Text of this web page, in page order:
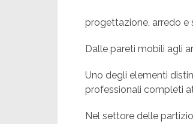
progettazione, arredo e
Dalle pareti mobili agli
Uno degli elementi
professionali completi
Nel settore delle